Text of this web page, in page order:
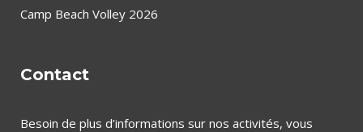
Camp Beach Volley 2026
Contact
Besoin de plus d’informations sur nos activités, vous